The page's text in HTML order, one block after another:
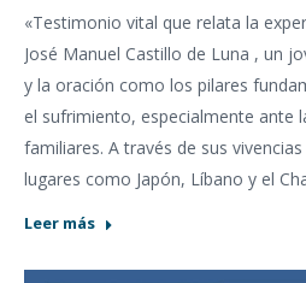
«Testimonio vital que relata la
José Manuel Castillo de Luna , un
y la oración como los pilares
el sufrimiento, especialmente ante
familiares. A través de sus
lugares como Japón, Líbano y el
Leer más